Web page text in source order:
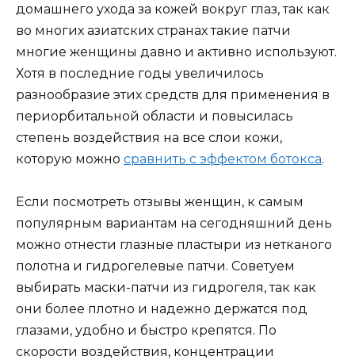
домашнего ухода за кожей вокруг глаз, так как
во многих азиатских странах такие патчи
многие женщины давно и активно используют.
Хотя в последние годы увеличилось
разнообразие этих средств для применения в
периорбитальной области и повысилась
степень воздействия на все слои кожи,
которую можно сравнить с эффектом ботокса.
Если посмотреть отзывы женщин, к самым
популярным вариантам на сегодняшний день
можно отнести глазные пластыри из нетканого
полотна и гидрогелевые патчи. Советуем
выбирать маски-патчи из гидрогеля, так как
они более плотно и надежно держатся под
глазами, удобно и быстро крепятся. По
скорости воздействия, концентрации